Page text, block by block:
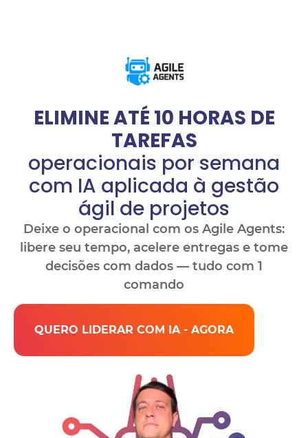
ELIMINE ATÉ 10 HORAS DE
TAREFAS
operacionais por semana
com IA aplicada à gestão
ágil de projetos
Deixe o operacional com os Agile Agents:
libere seu tempo, acelere entregas e tome
decisões com dados — tudo com 1
comando
QUERO LIDERAR COM IA - AGORA